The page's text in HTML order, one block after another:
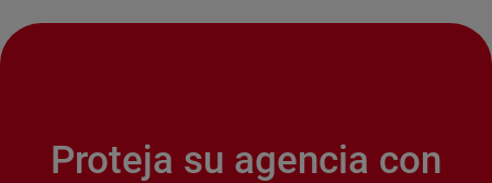
Proteja su agencia con